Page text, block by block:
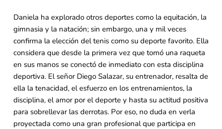
Daniela ha explorado otros deportes como la equitación, la
gimnasia y la natación; sin embargo, una y mil veces
confirma la elección del tenis como su deporte favorito. Ella
considera que desde la primera vez que tomó una raqueta
en sus manos se conectó de inmediato con esta disciplina
deportiva. El señor Diego Salazar, su entrenador, resalta de
ella la tenacidad, el esfuerzo en los entrenamientos, la
disciplina, el amor por el deporte y hasta su actitud positiva
para sobrellevar las derrotas. Por eso, no duda en verla
proyectada como una gran profesional que participa en